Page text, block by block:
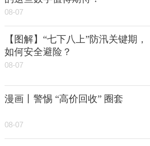
08-07
【图解】“七下八上”防汛关键期，
如何安全避险？
08-07
漫画丨警惕 “高价回收” 圈套
08-07